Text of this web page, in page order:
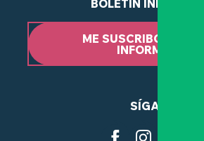
BOLETÍN
ME SUSCRIBO AL
INFORMATIVO
SÍGANOS